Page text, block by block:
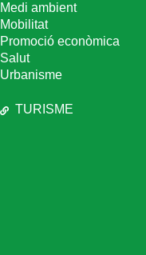
Medi ambient
Mobilitat
Promoció econòmica
Salut
Urbanisme
TURISME